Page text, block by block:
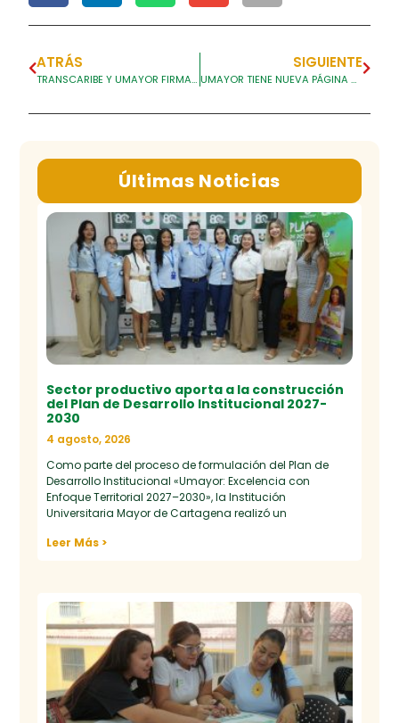
ATRÁS
TRANSCARIBE Y UMAYOR FIRMAN CONVENIO PARA RECIBIR ESTUDIANTES EN PRÁCTICAS
SIGUIENTE
UMAYOR TIENE NUEVA PÁGINA WEB
Últimas Noticias
Sector productivo aporta a la construcción
del Plan de Desarrollo Institucional 2027-
2030
4 agosto, 2026
Como parte del proceso de formulación del Plan de
Desarrollo Institucional «Umayor: Excelencia con
Enfoque Territorial 2027–2030», la Institución
Universitaria Mayor de Cartagena realizó un
Leer Más >